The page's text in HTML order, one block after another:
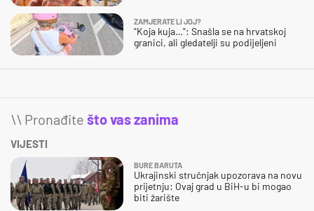
ZAMJERATE LI JOJ?
"Koja kuja…": Snašla se na hrvatskoj
granici, ali gledatelji su podijeljeni
\\ Pronađite što vas zanima
VIJESTI
BURE BARUTA
Ukrajinski stručnjak upozorava na novu
prijetnju: Ovaj grad u BiH-u bi mogao
biti žarište